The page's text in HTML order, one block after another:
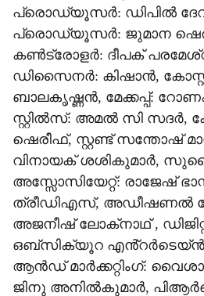
പ്രൊഡ്യൂസർ: ഡിപിൽ
പ്രൊഡ്യൂസർ: ജുമാന
കൺട്രോളർ: ദീപക്
ഡിസൈനർ: കിഷാൻ,
ബാലകൃഷ്ണൻ, മേക്കപ്പ്:
സ്റ്റിൽസ്: അമൽ സി സദർ,
ഷെരീഫ്, സ്റ്റണ്ട് സന്തോഷ്
വിനായക് ശശികുമാർ,
അസ്സോസിയേറ്റ്: രാജേഷ്
ത്രീഡിഎസ്, അഡീഷണൽ
അജനീഷ് ലോക്‌നാഥ് ,
ഒബ്സിക്യൂറ
ആൻഡ് മാർക്കറ്റിംഗ്:
ജിനു അനിൽകുമാർ,